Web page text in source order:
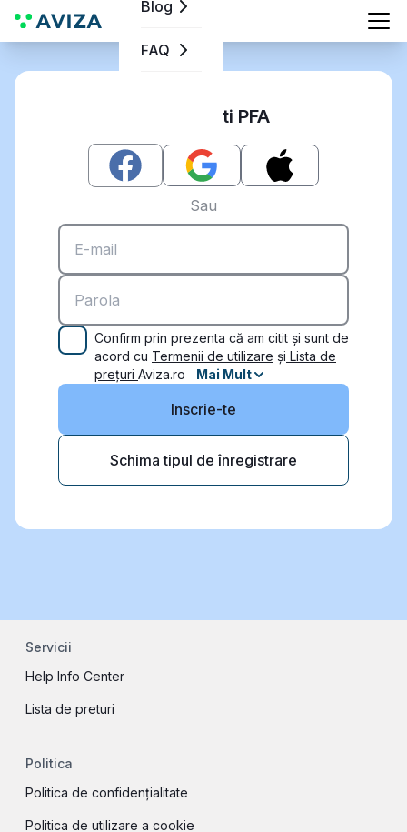
Blog
FAQ
Inregistrati PFA
Sau
Confirm prin prezenta că am citit și sunt de
acord cu Termenii de utilizare și Lista de
prețuri Aviza.ro Mai Mult
Inscrie-te
Schima tipul de înregistrare
Servicii
Help Info Center
Lista de preturi
Politica
Politica de confidențialitate
Politica de utilizare a cookie